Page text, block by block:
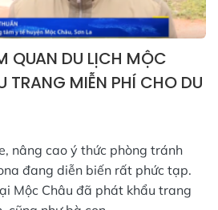
QUAN DU LỊCH MỘC
TRANG MIỄN PHÍ CHO DU
nâng cao ý thức phòng tránh
đang diễn biến rất phức tạp.
Mộc Châu đã phát khẩu trang